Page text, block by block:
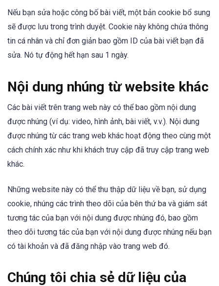
Nếu bạn sửa hoặc công bố bài viết, một bản cookie bổ sung
sẽ được lưu trong trình duyệt. Cookie này không chứa thông
tin cá nhân và chỉ đơn giản bao gồm ID của bài viết bạn đã
sửa. Nó tự động hết hạn sau 1 ngày.
Nội dung nhúng từ website khác
Các bài viết trên trang web này có thể bao gồm nội dung
được nhúng (ví dụ: video, hình ảnh, bài viết, v.v.). Nội dung
được nhúng từ các trang web khác hoạt động theo cùng một
cách chính xác như khi khách truy cập đã truy cập trang web
khác.
Những website này có thể thu thập dữ liệu về bạn, sử dụng
cookie, nhúng các trình theo dõi của bên thứ ba và giám sát
tương tác của bạn với nội dung được nhúng đó, bao gồm
theo dõi tương tác của bạn với nội dung được nhúng nếu bạn
có tài khoản và đã đăng nhập vào trang web đó.
Chúng tôi chia sẻ dữ liệu của